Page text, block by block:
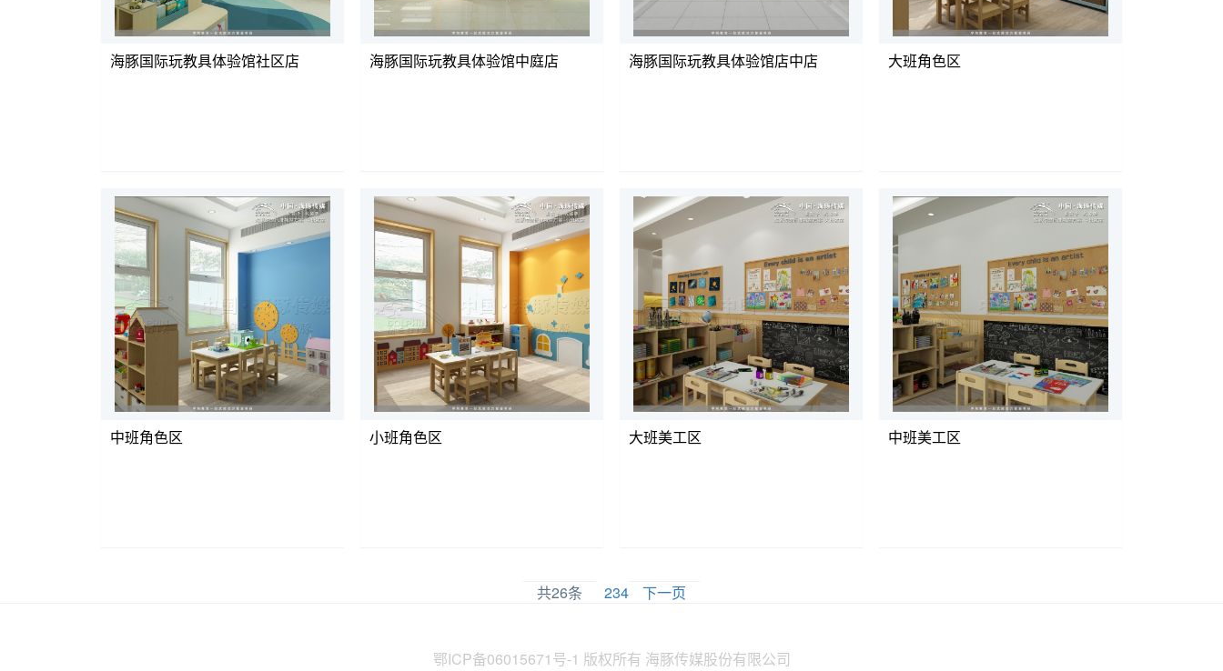
海豚国际玩教具体验馆社区店 海豚国际玩教具体验馆中庭店 海豚国际玩教具体验馆店中店 大班角色区
中班角色区 小班角色区 大班美工区 中班美工区
共26条 234 下一页
鄂ICP备06015671号-1 版权所有 海豚传媒股份有限公司